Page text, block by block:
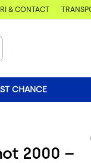
& CONTACT
CHANCE
2000 –